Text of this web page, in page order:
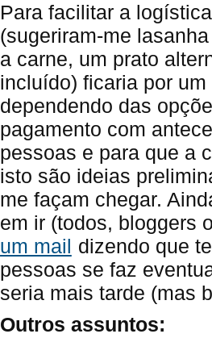
Para facilitar a
(sugeriram-me
a carne, um prato
incluído) ficaria por
dependendo das
pagamento com
pessoas e para que a
isto são ideias
me façam chegar.
em ir (todos, bloggers
um mail dizendo que
pessoas se faz
seria mais tarde (mas
Outros assuntos: